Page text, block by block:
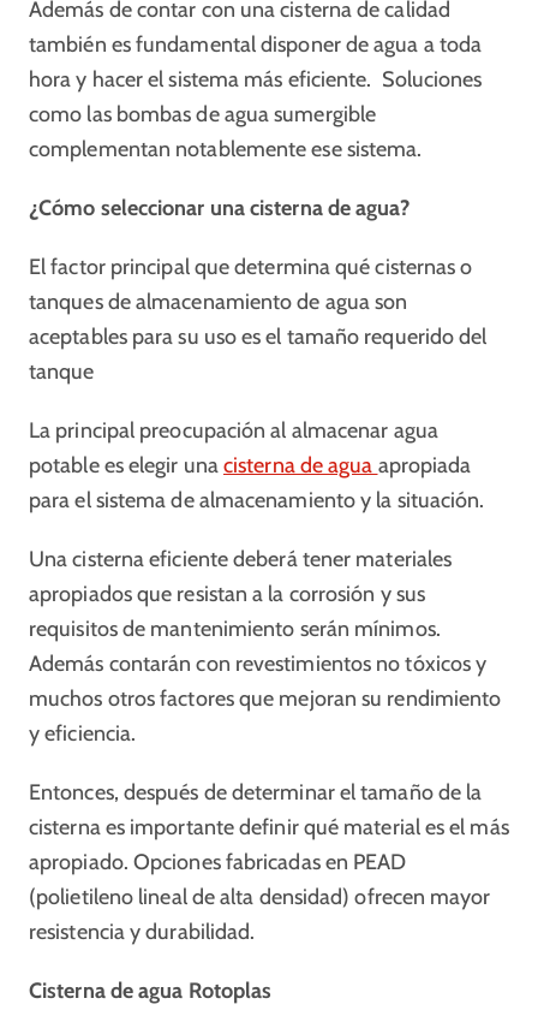
Además de contar con una cisterna de calidad
también es fundamental disponer de agua a toda
hora y hacer el sistema más eficiente. Soluciones
como las bombas de agua sumergible
complementan notablemente ese sistema.
¿Cómo seleccionar una cisterna de agua?
El factor principal que determina qué cisternas o
tanques de almacenamiento de agua son
aceptables para su uso es el tamaño requerido del
tanque
La principal preocupación al almacenar agua
potable es elegir unacisterna de agua apropiada
para el sistema de almacenamiento y la situación.
Una cisterna eficiente deberá tener materiales
apropiados que resistan a la corrosión y sus
requisitos de mantenimiento serán mínimos.
Además contarán con revestimientos no tóxicos y
muchos otros factores que mejoran su rendimiento
y eficiencia.
Entonces, después de determinar el tamaño de la
cisterna es importante definir qué material es el más
apropiado. Opciones fabricadas en PEAD
(polietileno lineal de alta densidad) ofrecen mayor
resistencia y durabilidad.
Cisterna de agua Rotoplas